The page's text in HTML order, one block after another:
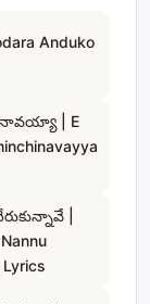
Anduko
| E
|